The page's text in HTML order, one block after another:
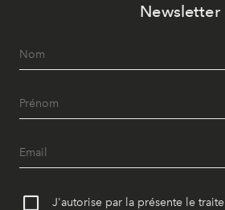
Newsletter
J'autorise par la présente le